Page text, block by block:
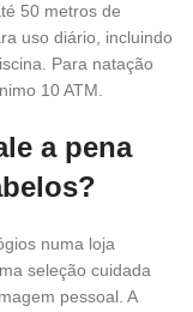
50 metros de
uso diário, incluindo
Para natação
10 ATM.
a pena
numa loja
seleção cuidada
pessoal. A